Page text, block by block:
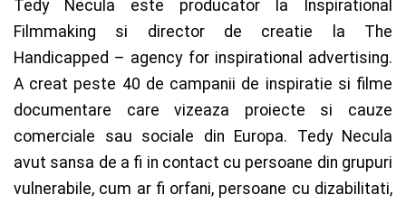
Tedy Necula este producator la Inspirational
Filmmaking si director de creatie la The
Handicapped – agency for inspirational advertising.
A creat peste 40 de campanii de inspiratie si filme
documentare care vizeaza proiecte si cauze
comerciale sau sociale din Europa. Tedy Necula
avut sansa de a fi in contact cu persoane din grupuri
vulnerabile, cum ar fi orfani, persoane cu dizabilitati,